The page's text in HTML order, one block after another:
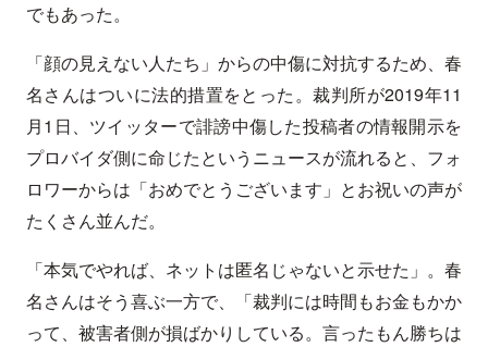
でもあった。
「顔の見えない人たち」からの中傷に対抗するため、春
名さんはついに法的措置をとった。裁判所が2019年11
月1日、ツイッターで誹謗中傷した投稿者の情報開示を
プロバイダ側に命じたというニュースが流れると、フォ
ロワーからは「おめでとうございます」とお祝いの声が
たくさん並んだ。
「本気でやれば、ネットは匿名じゃないと示せた」。春
名さんはそう喜ぶ一方で、「裁判には時間もお金もかか
って、被害者側が損ばかりしている。言ったもん勝ちは